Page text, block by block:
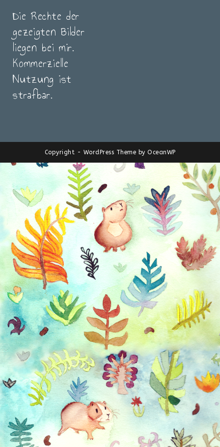
Die Rechte der
gezeigten Bilder
liegen bei mir.
Kommerzielle
Nutzung ist
strafbar.
Copyright - WordPress Theme by OceanWP